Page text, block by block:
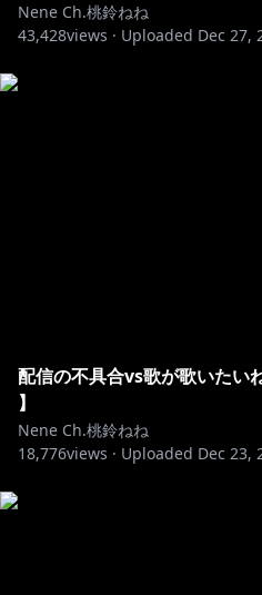
Nene Ch.桃鈴ねね
43,428views · Uploaded Dec 27,
配信の不具合vs歌が歌いた
】
Nene Ch.桃鈴ねね
18,776views · Uploaded Dec 23,